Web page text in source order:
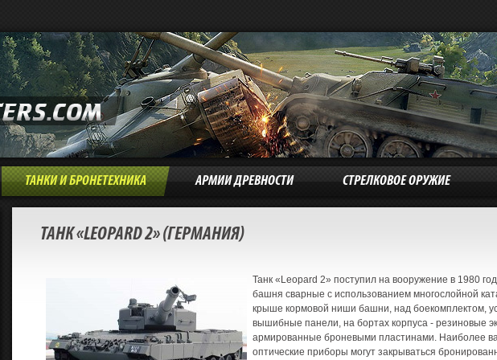
ТАНКИ И БРОНЕТЕХНИКА АРМИИ ДРЕВНОСТИ СТРЕЛКОВОЕ ОРУЖИЕ
ТАНК «LEOPARD 2» (ГЕРМАНИЯ)
Танк «Leopard 2» поступил на вооружение в 1980
башня сварные с использованием многослойной
крыше кормовой ниши башни, над боекомплектом,
вышибные панели, на бортах корпуса - резиновые
армированные броневыми пластинами. Наиболее
оптические приборы могут закрываться